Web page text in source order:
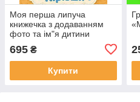
Моя перша липуча
книжечка з додаванням
фото та ім"я дитини
695 ₴
Купити